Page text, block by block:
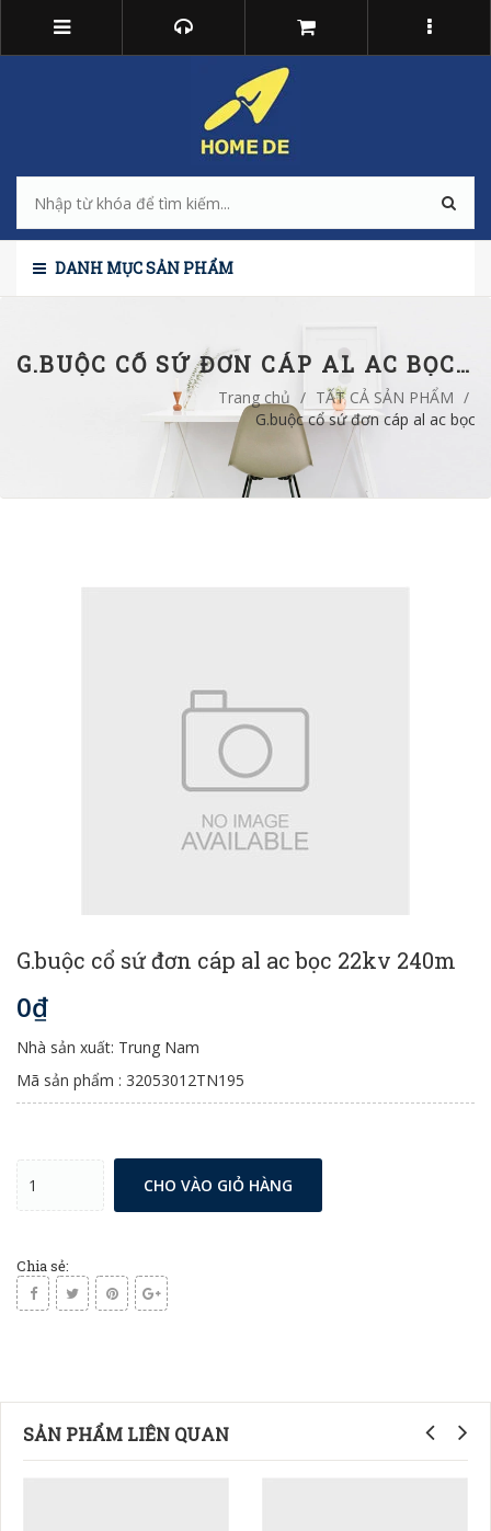
DANH MỤC SẢN PHẨM
G.BUỘC CỔ SỨ ĐƠN CÁP AL AC BỌC 22KV 240M
Trang chủ / TẤT CẢ SẢN PHẨM /
G.buộc cổ sứ đơn cáp al ac bọc
G.buộc cổ sứ đơn cáp al ac bọc 22kv 240m
0₫
Nhà sản xuất: Trung Nam
Mã sản phẩm : 32053012TN195
CHO VÀO GIỎ HÀNG
Chia sẻ:
SẢN PHẨM LIÊN QUAN